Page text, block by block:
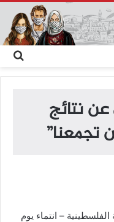
عن
عن نتائج
تجمعنا”
– انتماء يوم